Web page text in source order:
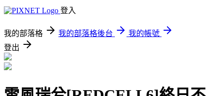
登入
我的部落格 我的部落格後台
我的帳號
登出